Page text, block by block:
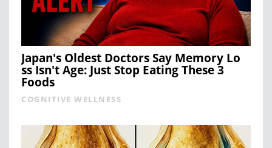
Japan's Oldest Doctors Say Me​mory Lo​
ss Isn't Age: Just Stop Eating These 3
Foods
COGNITIVE WELLNESS